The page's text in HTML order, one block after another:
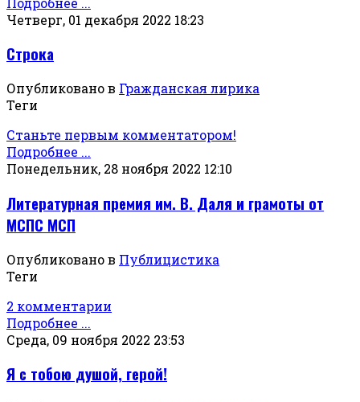
Четверг, 01 декабря 2022 18:23
Строка
Опубликовано в Гражданская лирика
Теги
Станьте первым комментатором!
Подробнее ...
Понедельник, 28 ноября 2022 12:10
Литературная премия им. В. Даля и грамоты от
МСПС МСП
Опубликовано в Публицистика
Теги
2 комментарии
Подробнее ...
Среда, 09 ноября 2022 23:53
Я с тобою душой, герой!